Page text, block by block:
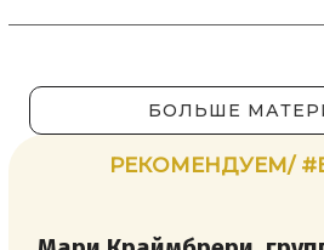
БОЛЬШЕ
РЕКОМЕНДУЕМ/